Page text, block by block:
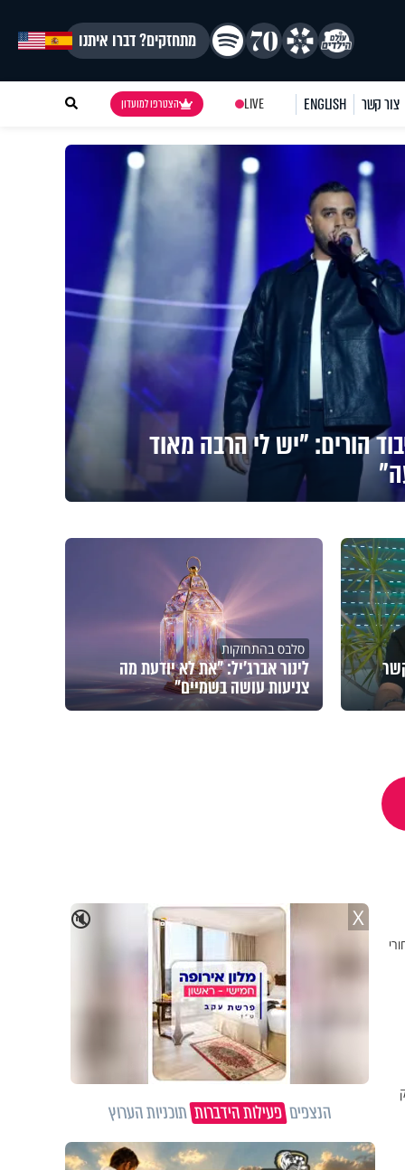
מתחזקים? דברו איתנו
צור קשר ENGLISH
LIVE הצטרפו למועדון
הורים: "יש לי הרבה מאוד
הקשר
סלבס בהתחזקות
לינור אברג'יל: "את לא יודעת מה
צניעות עושה בשמיים"
🔇 X
הנצפיםפעילות הידברותתוכניות הערוץ